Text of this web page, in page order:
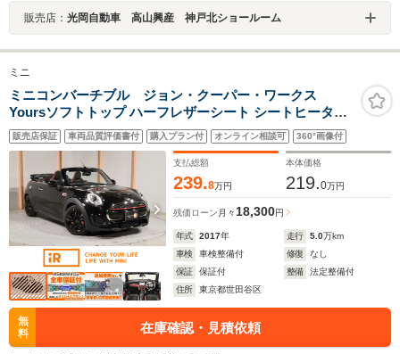
販売店： 光岡自動車 高山興産 神戸北ショールーム
ミニ
ミニコンバーチブル ジョン・クーパー・ワークス
Yoursソフトトップ ハーフレザーシート シートヒーター
リア障害物センサー クルコン ドライビングモード コンフ
ォートアクセス カラーライン/レッド 純正ナビ ETC2.0 整
備付
販売店保証 車両品質評価書付 購入プラン付 オンライン相談可 360°画像付
支払総額
239.8万円
本体価格
219.0万円
残価ローン 月々18,300円
年式 2017年 走行 5.0万km
車検
車検整備付 修復
なし
保証
保証付 整備
法定整備付
住所
東京都世田谷区
無
料
在庫確認・見積依頼